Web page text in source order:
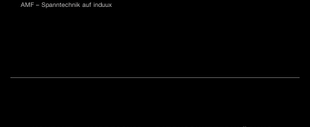
AMF – Spanntechnik auf induux